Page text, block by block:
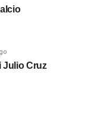
Julio Cruz